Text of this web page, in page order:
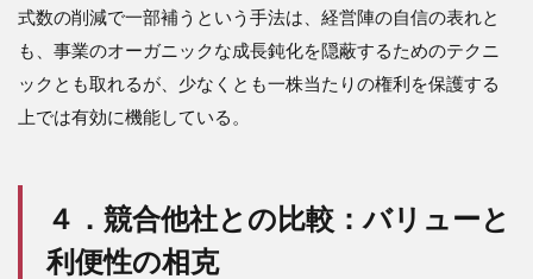
式数の削減で一部補うという手法は、経営陣の自信の表れと
も、事業のオーガニックな成長鈍化を隠蔽するためのテクニ
ックとも取れるが、少なくとも一株当たりの権利を保護する
上では有効に機能している。
４．競合他社との比較：バリューと
利便性の相克